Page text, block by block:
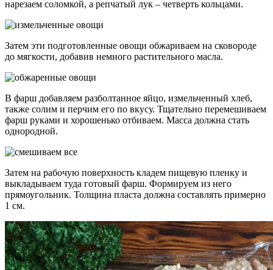
нарезаем соломкой, а репчатый лук – четверть кольцами.
Затем эти подготовленные овощи обжариваем на сковороде
до мягкости, добавив немного растительного масла.
В фарш добавляем разболтанное яйцо, измельченный хлеб,
также солим и перчим его по вкусу. Тщательно перемешиваем
фарш руками и хорошенько отбиваем. Масса должна стать
однородной.
Затем на рабочую поверхность кладем пищевую пленку и
выкладываем туда готовый фарш. Формируем из него
прямоугольник. Толщина пласта должна составлять примерно
1 см.